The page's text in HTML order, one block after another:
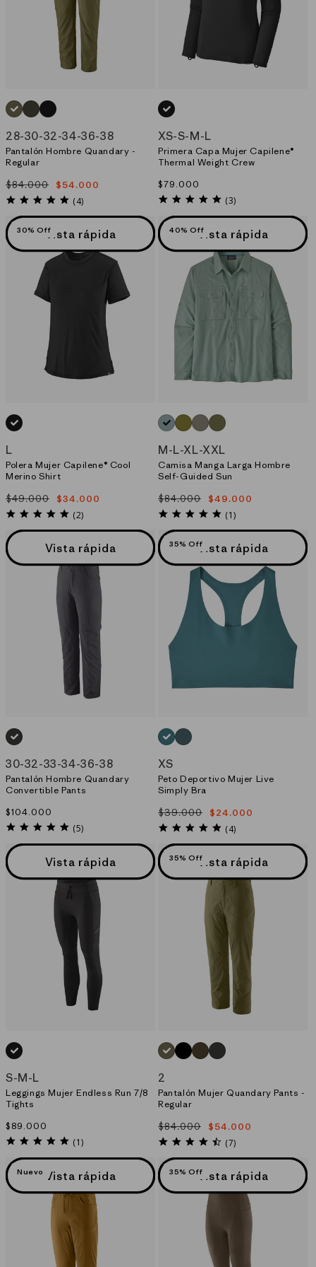
VERDE_(TGRN)
VERDE_(BSNG)
NEGRO_(BLK)
28-30-32-34-36-38
Pantalón Hombre Quandary -
Regular
Precio
habitual
$84.000
Precio
de
$54.000
4.8
star
(4)
NEGRO_(BLK)
XS-S-M-L
Primera Capa Mujer Capilene®
Thermal Weight Crew
Precio
habitual
$79.000
5.0
(3)
30% OffVista rápida
NEGRO_(BLK)
L
Polera Mujer Capilene® Cool
Merino Shirt
Precio
habitual
$49.000
Precio
de
$34.000
5.0
star
(2)
40% OffVista rápida
AZUL_(TMBL)
VERDE_(GRZG)
VERDE_(RVGN)
VERDE_(CPRG)
M-L-XL-XXL
Camisa Manga Larga Hombre
Self-Guided Sun
Precio
habitual
$84.000
Precio
de
$49.000
5.0
star
(1)
Vista rápida
GRIS_(FGE)
30-32-33-34-36-38
Pantalón Hombre Quandary
Convertible Pants
Precio
habitual
$104.000
4.8
(5)
35% OffVista rápida
AZUL_(WLDB)
VERDE_(NUVG)
XS
Peto Deportivo Mujer Live
Simply Bra
Precio
habitual
$39.000
Precio
de
$24.000
5.0
star
(4)
Vista rápida
NEGRO_(BLK)
S-M-L
Leggings Mujer Endless Run 7/8
Tights
Precio
habitual
$89.000
5.0
(1)
35% OffVista rápida
VERDE_(TGRN)
NEGRO_(BLK)
MORADO_(DLMA)
GRIS_(FGE)
2
Pantalón Mujer Quandary Pants -
Regular
Precio
habitual
$84.000
Precio
de
$54.000
4.7
star
(7)
Nuevo Vista rápida 35% OffVista rápida